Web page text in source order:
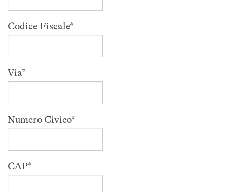
Codice Fiscale*
Via*
Numero Civico*
CAP*